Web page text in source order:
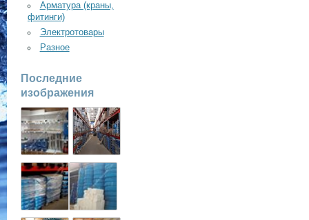
Арматура (краны,
фитинги)
Электротовары
Разное
Последние
изображения